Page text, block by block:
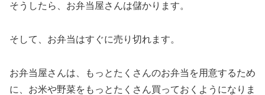
そうしたら、お弁当屋さんは儲かります。
そして、お弁当はすぐに売り切れます。
お弁当屋さんは、もっとたくさんのお弁当を用意するため
に、お米や野菜をもっとたくさん買っておくようになりま